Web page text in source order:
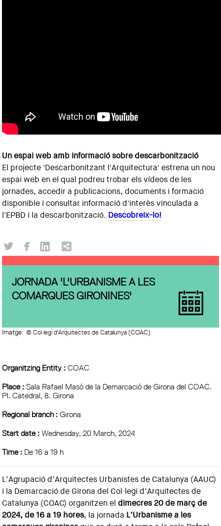
Un espai web amb informació sobre descarbonització
El projecte 'Descarbonitzant l'Arquitectura' estrena un nou
espai web en el qual podreu trobar els vídeos de les
jornades, accedir a publicacions, documents i formació
disponible i consultar informació d'interès vinculada a
l'EPBD i la descarbonització. Descobreix-lo!
JORNADA 'L'URBANISME A LES
COMARQUES GIRONINES'
Imatge: © Col·legi d'Arquitectes de Catalunya (COAC)
Organitzing Entity :COAC
Place :Sala Rafael Masó de la Demarcació de Girona del COAC.
Pl. Catedral, 8. Girona
Regional branch :Girona
Start date :Wednesday, 20 March, 2024
Time : De 16 a 19 h
L’Agrupació d’Arquitectes Urbanistes de Catalunya (AAUC)
i la Demarcació de Girona del Col·legi d’Arquitectes de
Catalunya (COAC) organitzen eldimecres 20 de març de
2024, de 16 a 19 hores, la jornada L’Urbanisme a les